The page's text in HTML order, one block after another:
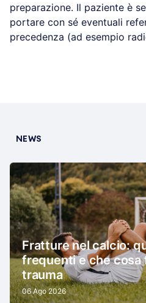
preparazione. Il paziente è
portare con sé eventuali
precedenza (ad esempio
NEWS
Fratture nel calcio:
frequenti e che cosa
trauma
06 Ago 2026